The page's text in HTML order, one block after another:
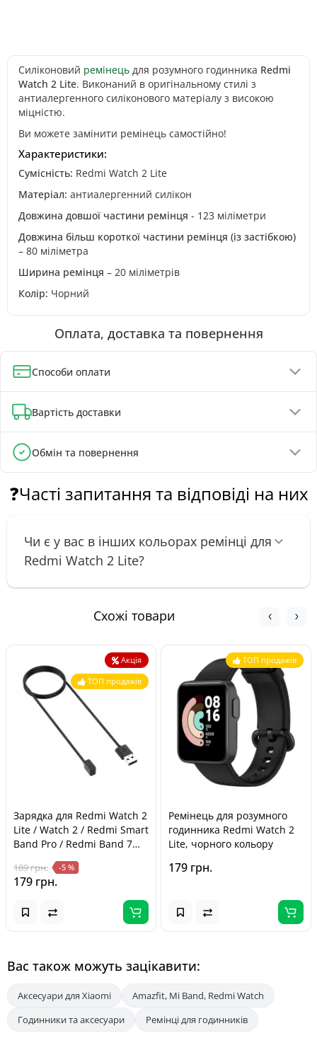
Силіконовий ремінець для розумного годинника Redmi
Watch 2 Lite. Виконаний в оригінальному стилі з
антиалергенного силіконового матеріалу з високою
міцністю.
Ви можете замінити ремінець самостійно!
Характеристики:
Сумісність: Redmi Watch 2 Lite
Матеріал: антиалергенний силікон
Довжина довшої частини ремінця - 123 міліметри
Довжина більш короткої частини ремінця (із застібкою)
– 80 міліметра
Ширина ремінця – 20 міліметрів
Колір: Чорний
Оплата, доставка та повернення
Способи оплати
Оплата при отриманні (до 130 грн - повна передплата)
Онлайн-оплата карткою, GPay, ApplePay
Вартість доставки
Відділення Укрпошти - від 60 грн
Відділення Нової Пошти - від 90 грн
Кур'єром Нової Пошти - від 140 грн
Обмін та повернення
моменту покупки, відповідно до Закону України «Про
❓Часті запитання та відповіді на них
Чи є у вас в інших кольорах ремінці для
Redmi Watch 2 Lite?
Схожі товари
Акція
ТОП продажів
Зарядка для Redmi Watch 2
Lite / Watch 2 / Redmi Smart
Band Pro / Redmi Band 7
189 грн. -5 %
179 грн.
ТОП продажів
Ремінець для розумного
годинника Redmi Watch 2
Lite, чорного кольору
179 грн.
Вас також можуть зацікавити:
Аксесуари для Xiaomi
Amazfit, Mi Band, Redmi Watch
Годинники та аксесуари
Ремінці для годинників